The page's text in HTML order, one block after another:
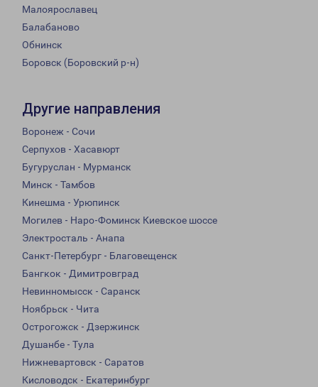
Малоярославец
Балабаново
Обнинск
Боровск (Боровский р-н)
Другие направления
Воронеж - Сочи
Серпухов - Хасавюрт
Бугуруслан - Мурманск
Минск - Тамбов
Кинешма - Урюпинск
Могилев - Наро-Фоминск Киевское шоссе
Электросталь - Анапа
Санкт-Петербург - Благовещенск
Бангкок - Димитровград
Невинномысск - Саранск
Ноябрьск - Чита
Острогожск - Дзержинск
Душанбе - Тула
Нижневартовск - Саратов
Кисловодск - Екатеринбург